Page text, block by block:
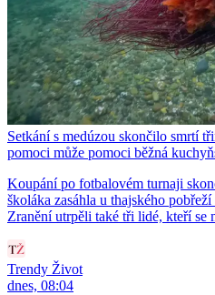
Setkání s medúzou skončilo smrtí
pomoci může pomoci běžná
Koupání po fotbalovém turnaji
školáka zasáhla u thajského
Zranění utrpěli také tři lidé, kteří se
Trendy Život
dnes, 08:04